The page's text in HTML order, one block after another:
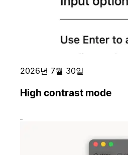
2026년 7월 30일
High contrast mode